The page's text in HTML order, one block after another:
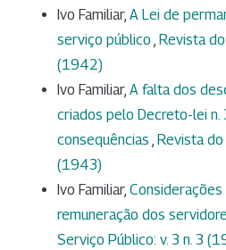
Ivo Familiar, A Lei de
serviço público , Revista
(1942)
Ivo Familiar, A falta dos
criados pelo Decreto-lei n.
consequências , Revista
(1943)
Ivo Familiar,
remuneração dos
Serviço Público: v. 3 n. 3